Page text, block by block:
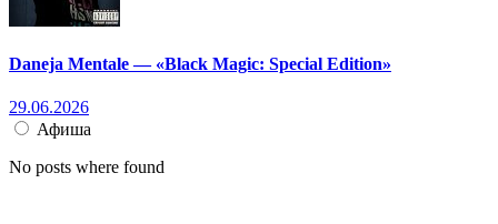
Daneja Mentale — «Black Magic: Special Edition»
29.06.2026
Афиша
No posts where found